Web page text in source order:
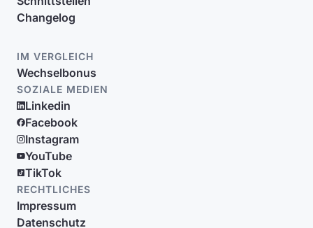
Changelog
IM VERGLEICH
Wechselbonus
SOZIALE MEDIEN
Linkedin
Facebook
Instagram
YouTube
TikTok
RECHTLICHES
Impressum
Datenschutz